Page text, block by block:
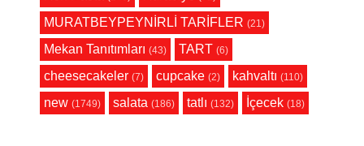
MURATBEYPEYNİRLİ TARİFLER (21)
Mekan Tanıtımları (43) TART (6)
cheesecakeler (7) cupcake (2) kahvaltı (110)
new (1749) salata (186) tatlı (132) İçecek (18)